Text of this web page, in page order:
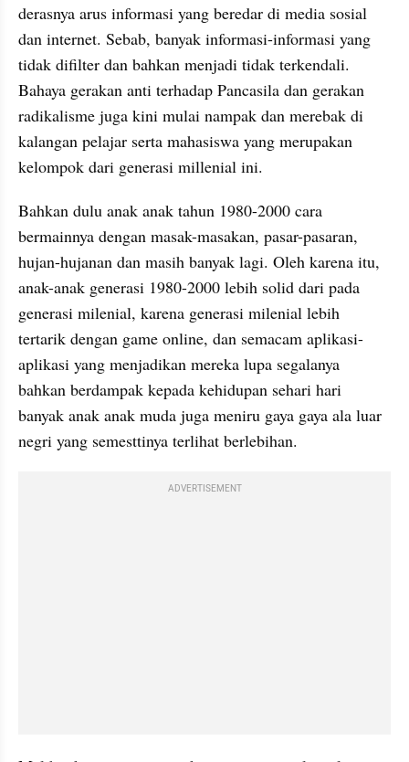
derasnya arus informasi yang beredar di media sosial
dan internet. Sebab, banyak informasi-informasi yang
tidak difilter dan bahkan menjadi tidak terkendali.
Bahaya gerakan anti terhadap Pancasila dan gerakan
radikalisme juga kini mulai nampak dan merebak di
kalangan pelajar serta mahasiswa yang merupakan
kelompok dari generasi millenial ini.
Bahkan dulu anak anak tahun 1980-2000 cara
bermainnya dengan masak-masakan, pasar-pasaran,
hujan-hujanan dan masih banyak lagi. Oleh karena itu,
anak-anak generasi 1980-2000 lebih solid dari pada
generasi milenial, karena generasi milenial lebih
tertarik dengan game online, dan semacam aplikasi-
aplikasi yang menjadikan mereka lupa segalanya
bahkan berdampak kepada kehidupan sehari hari
banyak anak anak muda juga meniru gaya gaya ala luar
negri yang semesttinya terlihat berlebihan.
ADVERTISEMENT